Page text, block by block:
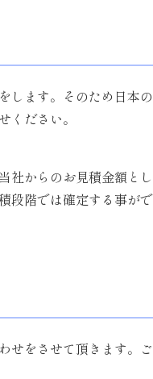
します。そのため日本
ださい。
からのお見積金額とし
階では確定する事が
をさせて頂きます。